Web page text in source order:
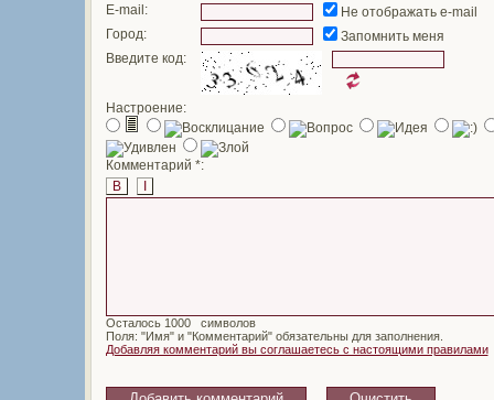
E-mail:
Не отображать e-mail
Город:
Запомнить меня
Введите код:
Настроение:
Комментарий *:
B
I
Осталось
символов
Поля: "Имя" и "Комментарий" обязательны для заполнения.
Добавляя комментарий вы соглашаетесь с настоящими правилами